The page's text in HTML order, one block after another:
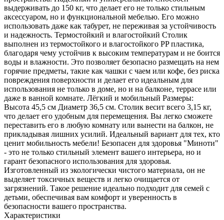
выдерживать до 150 кг, что делает его не только стильным
аксессуаром, но и функциональной мебелью. Его можно
использовать даже как табурет, не переживая за устойчивость
и надежность. Термостойкий и влагостойкий Столик
выполнен из термостойкого и влагостойкого PP пластика,
благодаря чему устойчив к высоким температурам и не боится
воды и влажности. Это позволяет безопасно размещать на нем
горячие предметы, такие как чашки с чаем или кофе, без риска
повреждения поверхности и делает его идеальным для
использования не только в доме, но и на балконе, террасе или
даже в ванной комнате. Лёгкий и мобильный Размеры:
Высота 45,5 см Диаметр 36,5 см. Столик весит всего 3,15 кг,
что делает его удобным для перемещения. Вы легко сможете
переставить его в любую комнату или вынести на балкон, не
прикладывая лишних усилий. Идеальный вариант для тех, кто
ценит мобильность мебели! Безопасен для здоровья "Миноти"
- это не только стильный элемент вашего интерьера, но и
гарант безопасного использования для здоровья.
Изготовленный из экологически чистого материала, он не
выделяет токсичных веществ и легко очищается от
загрязнений. Такое решение идеально подходит для семей с
детьми, обеспечивая вам комфорт и уверенность в
безопасности вашего пространства.
Характеристики